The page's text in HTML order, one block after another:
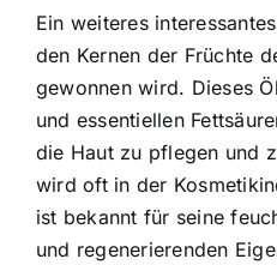
Ein weiteres
den Kernen der Früchte
gewonnen wird. Dieses
und essentiellen
die Haut zu pflegen und
wird oft in der
ist bekannt für seine
und regenerierenden